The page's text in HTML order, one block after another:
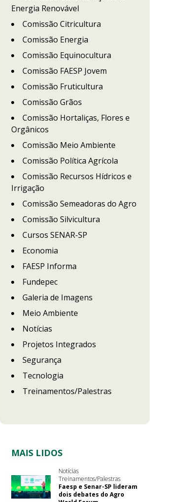
Energia Renovável
Comissão Citricultura
Comissão Energia
Comissão Equinocultura
Comissão FAESP Jovem
Comissão Fruticultura
Comissão Grãos
Comissão Hortaliças, Flores e
Orgânicos
Comissão Meio Ambiente
Comissão Política Agrícola
Comissão Recursos Hídricos e
Irrigação
Comissão Semeadoras do Agro
Comissão Silvicultura
Cursos SENAR-SP
Economia
FAESP Informa
Fundepec
Galeria de Imagens
Meio Ambiente
Notícias
Projetos Integrados
Segurança
Tecnologia
Treinamentos/Palestras
MAIS LIDOS
Notícias
Treinamentos/Palestras
Faesp e Senar-SP lideram
dois debates do Agro